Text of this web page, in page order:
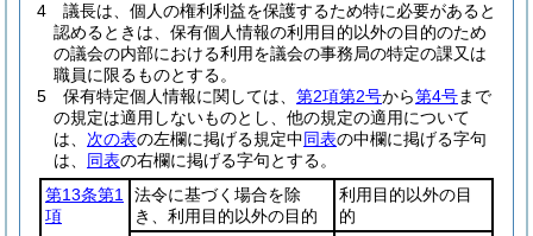
4
議長は、個人の権利利益を保護するため特に必要があると
認めるときは、保有個人情報の利用目的以外の目的のため
の議会の内部における利用を議会の事務局の特定の課又は
職員に限るものとする。
5
保有特定個人情報に関しては、 第2項第2号から第4号まで
の規定は適用しないものとし、他の規定の適用について
は、 次の表の左欄に掲げる規定中同表の中欄に掲げる字句
は、 同表の右欄に掲げる字句とする。
第13条第1
項
法令に基づく場合を除
き、利用目的以外の目的
利用目的以外の目
的